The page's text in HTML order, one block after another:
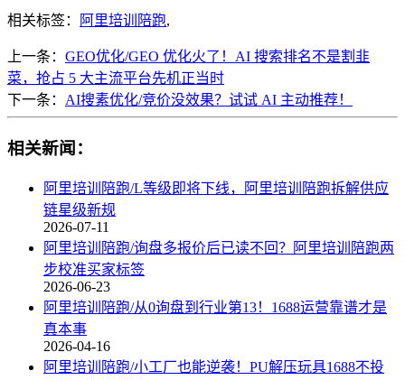
相关标签： 阿里培训陪跑,
上一条： GEO优化/GEO 优化火了！AI 搜索排名不是割韭
菜，抢占 5 大主流平台先机正当时
下一条： AI搜素优化/竞价没效果？试试 AI 主动推荐！
相关新闻：
阿里培训陪跑/L等级即将下线，阿里培训陪跑拆解供应
链星级新规
2026-07-11
阿里培训陪跑/询盘多报价后已读不回？阿里培训陪跑两
步校准买家标签
2026-06-23
阿里培训陪跑/从0询盘到行业第13！1688运营靠谱才是
真本事
2026-04-16
阿里培训陪跑/小工厂也能逆袭！PU解压玩具1688不投